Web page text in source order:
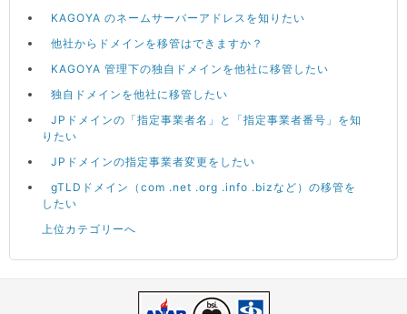
KAGOYA のネームサーバーアドレスを知りたい
他社からドメインを移管はできますか？
KAGOYA 管理下の独自ドメインを他社に移管したい
独自ドメインを他社に移管したい
JPドメインの「指定事業者名」と「指定事業者番号」を知
りたい
JPドメインの指定事業者変更をしたい
gTLDドメイン（com .net .org .info .bizなど）の移管を
したい
上位カテゴリーへ